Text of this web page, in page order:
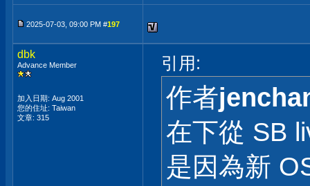
2025-07-03, 09:00 PM #197
dbk
Advance Member
加入日期: Aug 2001
您的住址: Taiwan
文章: 315
引用:
作者
在下從 SB
是因為新